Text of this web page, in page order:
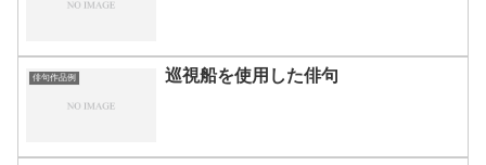
俳句作品例 巡視船を使用した俳句